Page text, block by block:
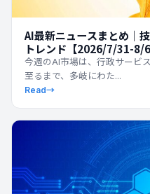
AI最新ニュースまとめ｜
トレンド【2026/7/31-8/6
今週のAI市場は、行政サービ
至るまで、多岐にわた...
Read→